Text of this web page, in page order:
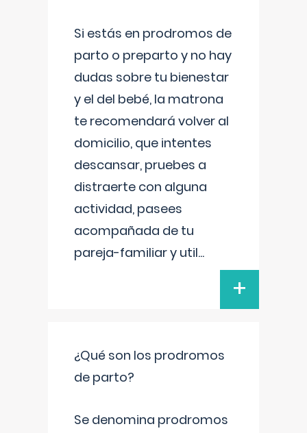
Si estás en prodromos de
parto o preparto y no hay
dudas sobre tu bienestar
y el del bebé, la matrona
te recomendará volver al
domicilio, que intentes
descansar, pruebes a
distraerte con alguna
actividad, pasees
acompañada de tu
pareja-familiar y util...
+
¿Qué son los prodromos
de parto?
Se denomina prodromos